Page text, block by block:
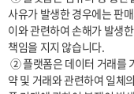
사유가 발생한 경우에는 판
이와 관련하여 손해가 발생
책임을 지지 않습니다.
약 및 거래와 관련하여 일체